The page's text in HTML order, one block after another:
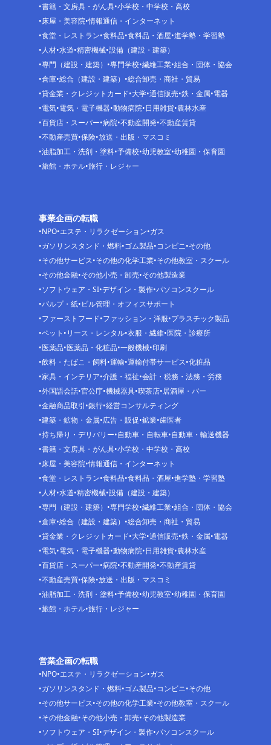
書籍・文房具・がん具 小学校・中学校・高校
床屋・美容院 情報通信・インターネット
食堂・レストラン 食料品 食料品・酒屋 進学塾・学習塾
人材 水道 精密機械 設備（建設・建築）
専門（建設・建築）
専門学校 繊維工業 組合・団体・協会
倉庫 総合（建設・建築）
総合卸売・商社・貿易
貸金業・クレジットカード 大学 通信販売 鉄・金属 電器
電気 電気・電子機器 動物病院 日用雑貨 農林水産
百貨店・スーパー 病院 不動産開発 不動産賃貸
不動産売買 保険 放送・出版・マスコミ
油脂加工・洗剤・塗料 予備校 幼児教室 幼稚園・保育園
旅館・ホテル 旅行・レジャー
事業企画の転職
NPO エステ・リラクゼーション ガス
ガソリンスタンド・燃料 ゴム製品 コンビニ その他
その他サービス その他の化学工業 その他教室・スクール
その他金融 その他小売・卸売 その他製造業
ソフトウェア・SI デザイン・製作 パソコンスクール
パルプ・紙 ビル管理・オフィスサポート
ファーストフード ファッション・洋服 プラスチック製品
ペット リース・レンタル 衣服・繊維 医院・診療所
医薬品 医薬品・化粧品 一般機械 印刷
飲料・たばこ・飼料 運輸 運輸付帯サービス 化粧品
家具・インテリア 介護・福祉 会計・税務・法務・労務
外国語会話 官公庁 機械器具 喫茶店 居酒屋・バー
金融商品取引 銀行 経営コンサルティング
建築・鉱物・金属 広告・販促 鉱業 歯医者
持ち帰り・デリバリー 自動車・自転車 自動車・輸送機器
書籍・文房具・がん具 小学校・中学校・高校
床屋・美容院 情報通信・インターネット
食堂・レストラン 食料品 食料品・酒屋 進学塾・学習塾
人材 水道 精密機械 設備（建設・建築）
専門（建設・建築）
専門学校 繊維工業 組合・団体・協会
倉庫 総合（建設・建築）
総合卸売・商社・貿易
貸金業・クレジットカード 大学 通信販売 鉄・金属 電器
電気 電気・電子機器 動物病院 日用雑貨 農林水産
百貨店・スーパー 病院 不動産開発 不動産賃貸
不動産売買 保険 放送・出版・マスコミ
油脂加工・洗剤・塗料 予備校 幼児教室 幼稚園・保育園
旅館・ホテル 旅行・レジャー
営業企画の転職
NPO エステ・リラクゼーション ガス
ガソリンスタンド・燃料 ゴム製品 コンビニ その他
その他サービス その他の化学工業 その他教室・スクール
その他金融 その他小売・卸売 その他製造業
ソフトウェア・SI デザイン・製作 パソコンスクール